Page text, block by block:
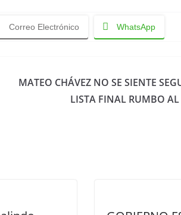
Correo Electrónico WhatsApp
MATEO CHÁVEZ NO SE SIENTE
LISTA FINAL RUMBO